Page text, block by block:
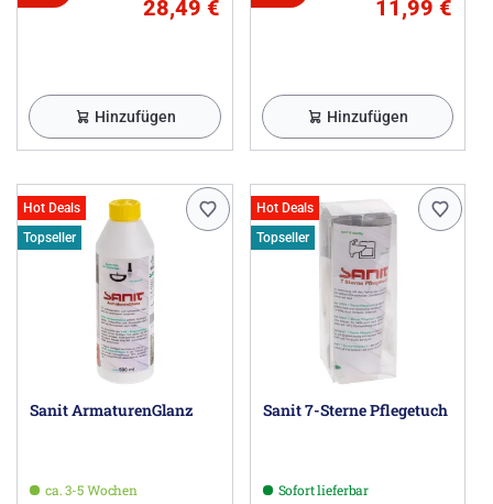
28,49 €
Hinzufügen
11,99 €
Hinzufügen
Hot Deals
Topseller
Sanit ArmaturenGlanz
ca. 3-5 Wochen
Hot Deals
Topseller
Sanit 7-Sterne Pflegetuch
Sofort lieferbar